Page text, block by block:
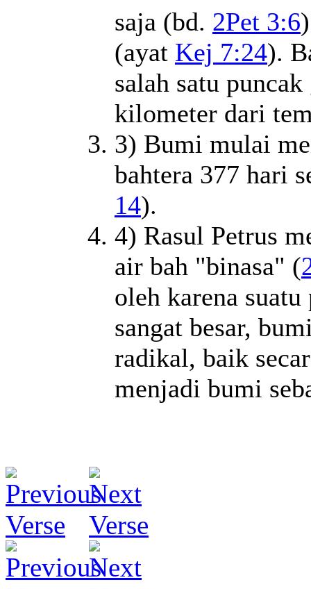
saja (bd. 2Pet 3:6
(ayat Kej 7:24).
salah satu
kilometer dari
3) Bumi mulai
bahtera 377 hari
14).
4) Rasul Petrus
air bah "binasa" (
oleh karena
sangat besar,
radikal, baik
menjadi bumi